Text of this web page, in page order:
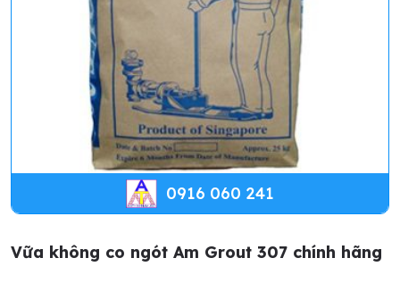
0916 060 241
Vữa không co ngót Am Grout 307 chính hãng